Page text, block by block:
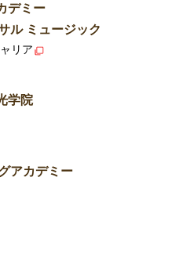
デミー
ル ミュージック
リア
学院
アカデミー